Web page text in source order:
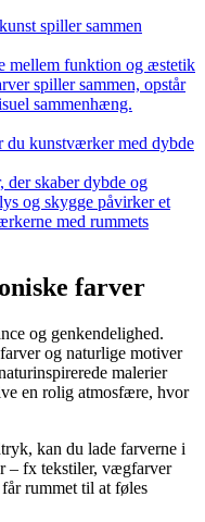
spiller sammen
mellem funktion og æstetik
spiller sammen, opstår
sammenhæng.
du kunstværker med dybde
skaber dybde og
og skygge påvirker et
med rummets
farver
og genkendelighed.
og naturlige motiver
malerier
en rolig atmosfære, hvor
kan du lade farverne i
– fx tekstiler, vægfarver
rummet til at føles